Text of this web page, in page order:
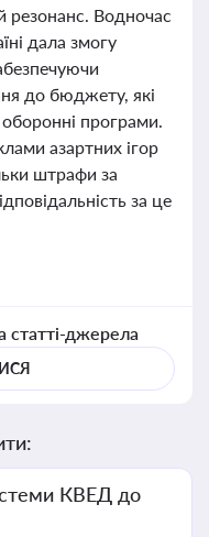
Водночас
дала змогу
до бюджету, які
програми.
азартних ігор
штрафи за
за це
статті-джерела
КВЕД до